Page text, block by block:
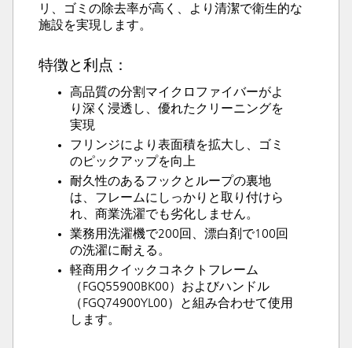
リ、ゴミの除去率が高く、より清潔で衛生的な
施設を実現します。
特徴と利点：
高品質の分割マイクロファイバーがよ
り深く浸透し、優れたクリーニングを
実現
フリンジにより表面積を拡大し、ゴミ
のピックアップを向上
耐久性のあるフックとループの裏地
は、フレームにしっかりと取り付けら
れ、商業洗濯でも劣化しません。
業務用洗濯機で200回、漂白剤で100回
の洗濯に耐える。
軽商用クイックコネクトフレーム
（FGQ55900BK00）およびハンドル
（FGQ74900YL00）と組み合わせて使用
します。